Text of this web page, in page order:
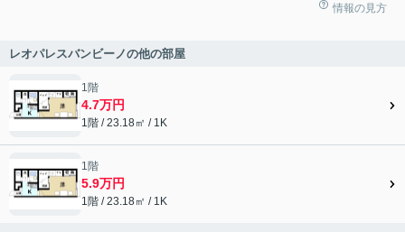
情報の見方
レオパレスバンビーノの他の部屋
1階
4.7万円
1階 / 23.18㎡ / 1K
1階
5.9万円
1階 / 23.18㎡ / 1K